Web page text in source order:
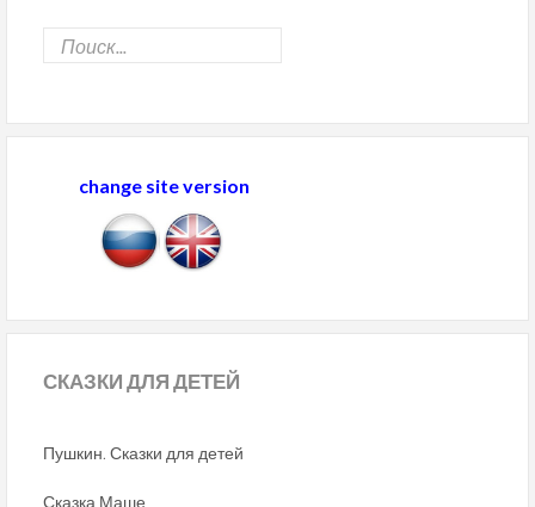
change site version
СКАЗКИДЛЯ ДЕТЕЙ
Пушкин. Сказки для детей
Сказка Маше